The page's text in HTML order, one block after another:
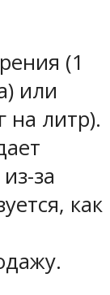
(1
или
на литр).
за
как